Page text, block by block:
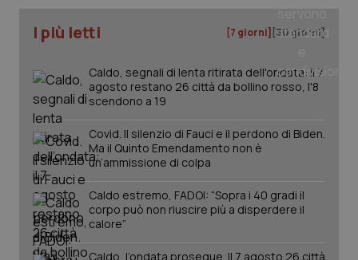
I più letti [7 giorni] [30 giorni]
Caldo, segnali di lenta ritirata dell'ondata: il 7
agosto restano 26 città da bollino rosso, l'8
scendono a 19
Covid. Il silenzio di Fauci e il perdono di Biden.
Ma il Quinto Emendamento non è
un’ammissione di colpa
Caldo estremo, FADOI: “Sopra i 40 gradi il
corpo può non riuscire più a disperdere il
calore”
Caldo, l’ondata prosegue. Il 7 agosto 26 città